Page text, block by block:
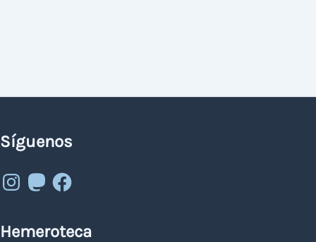
Síguenos
Instagram
MastodonFacebook
Hemeroteca